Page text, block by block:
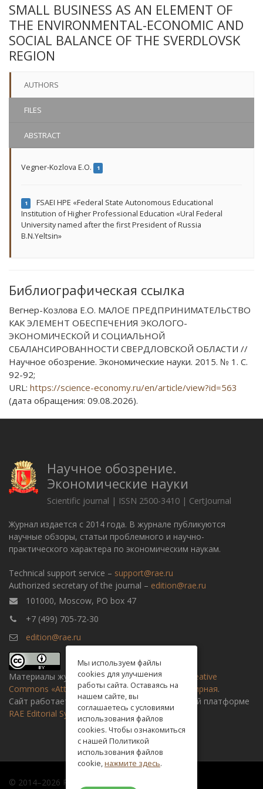
SMALL BUSINESS AS AN ELEMENT OF
THE ENVIRONMENTAL-ECONOMIC AND
SOCIAL BALANCE OF THE SVERDLOVSK
REGION
AUTHORS
FILES
ABSTRACT
Vegner-Kozlova E.O. 1
1
FSAEI HPE «Federal State Autonomous Educational
Institution of Higher Professional Education «Ural Federal
University named after the first President of Russia
B.N.Yeltsin»
Библиографическая ссылка
Вегнер-Козлова Е.О. МАЛОЕ ПРЕДПРИНИМАТЕЛЬСТВО
КАК ЭЛЕМЕНТ ОБЕСПЕЧЕНИЯ ЭКОЛОГО-
ЭКОНОМИЧЕСКОЙ И СОЦИАЛЬНОЙ
СБАЛАНСИРОВАННОСТИ СВЕРДЛОВСКОЙ ОБЛАСТИ //
Научное обозрение. Экономические науки. 2015. № 1. С.
92-92;
URL: https://science-economy.ru/en/article/view?id=563
(дата обращения: 09.08.2026).
Научное обозрение.
Экономические науки
Scientific journal | ISSN 2500-3410 | CertJournal
Журнал издается с 2014 года. В журнале публикуются
научные обзоры, статьи проблемного и научно-
практического характера по экономическим наукам.
Technical support service – support@rae.ru
Authorized secretary of the journal – edition@rae.ru
101000, Moscow, PO box 47
+7 (499) 705-72-30
edition@rae.ru
Материалы журнала доступны полицензии Creative
Commons «Attribution» («Атрибуция») 4.0 Всемирная.
Сайт работает на универсальной издательской платформе
RAE Editorial System
© 2014–2026 Russian academy of natural history
Мы используем файлы
cookies для улучшения
работы сайта. Оставаясь на
нашем сайте, вы
соглашаетесь с условиями
использования файлов
cookies. Чтобы ознакомиться
с нашей Политикой
использования файлов
cookie,нажмите здесь.